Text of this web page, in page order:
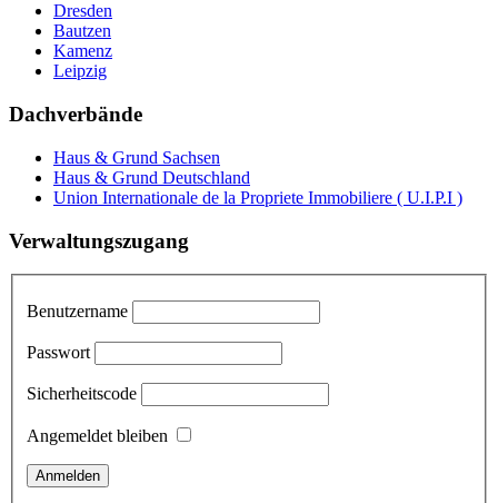
Dresden
Bautzen
Kamenz
Leipzig
Dachverbände
Haus & Grund Sachsen
Haus & Grund Deutschland
Union Internationale de la Propriete Immobiliere ( U.I.P.I )
Verwaltungszugang
Benutzername
Passwort
Sicherheitscode
Angemeldet bleiben